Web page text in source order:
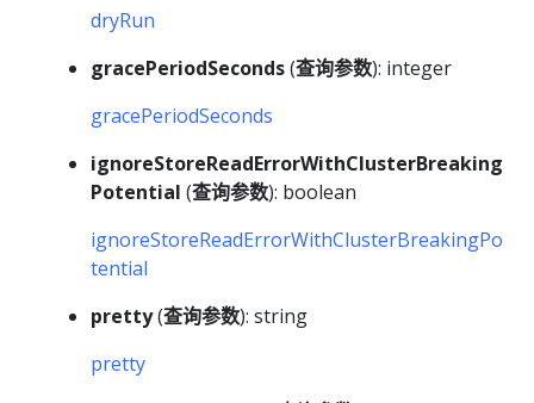
dryRun
gracePeriodSeconds(查询参数): integer
gracePeriodSeconds
ignoreStoreReadErrorWithClusterBreaking
Potential (查询参数): boolean
ignoreStoreReadErrorWithClusterBreakingPo
tential
pretty(查询参数): string
pretty